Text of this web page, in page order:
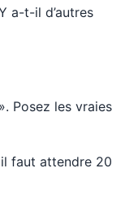
a-t-il d’autres
Posez les vraies
faut attendre 20